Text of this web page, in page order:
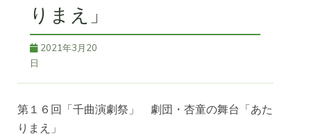
りまえ」
2021年3月20
日
第１６回「千曲演劇祭」 劇団・杏童の舞台「あた
りまえ」